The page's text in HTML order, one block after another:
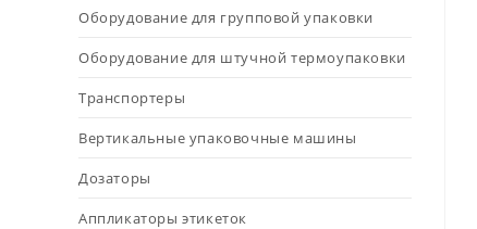
Оборудование для групповой упаковки
Оборудование для штучной термоупаковки
Транспортеры
Вертикальные упаковочные машины
Дозаторы
Аппликаторы этикеток